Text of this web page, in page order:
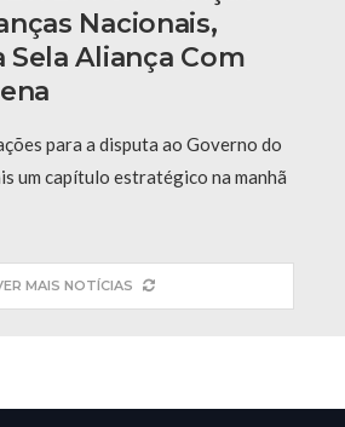
Nacionais,
Aliança Com
para a disputa ao Governo do
um capítulo estratégico na manhã
MAIS NOTÍCIAS